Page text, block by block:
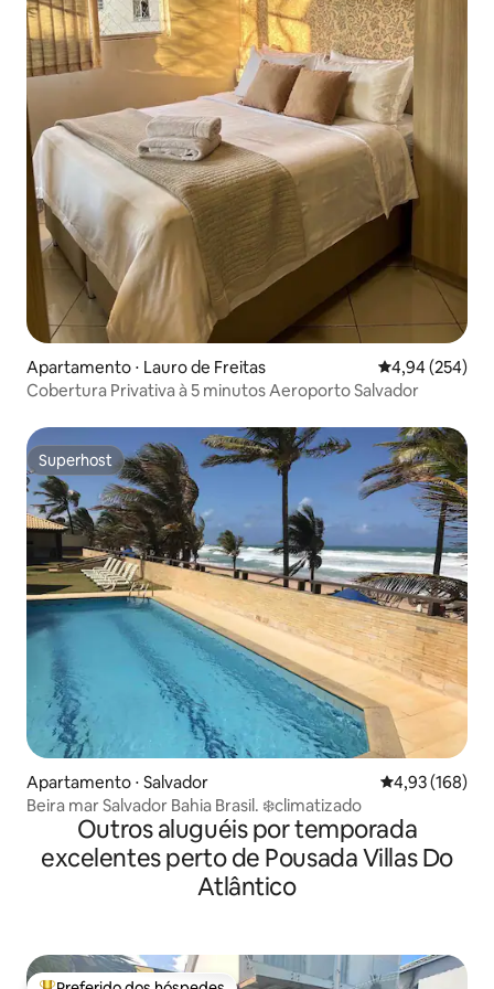
Apartamento ⋅ Lauro de Freitas 4,94 de uma
4,94 (254)
Cobertura Privativa à 5 minutos Aeroporto Salvador
Superhost
Superhost
Apartamento ⋅ Salvador 4,93 de uma
4,93 (168)
Beira mar Salvador Bahia Brasil. ❄️climatizado
Outros aluguéis por temporada
excelentes perto de Pousada Villas Do
Atlântico